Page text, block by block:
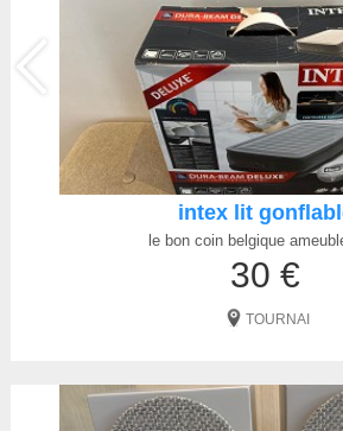
intex lit
le bon coin belgique
30 €
TOURNAI